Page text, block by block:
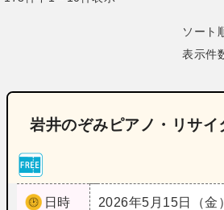
ソート
表示件
岩井のぞみピアノ・リサイ
日時
2026年5月15日（金）